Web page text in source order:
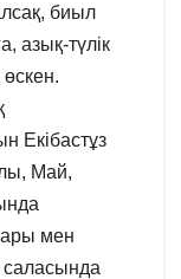
биыл
азық-түлік
Екібастұз
Май,
мен
саласында